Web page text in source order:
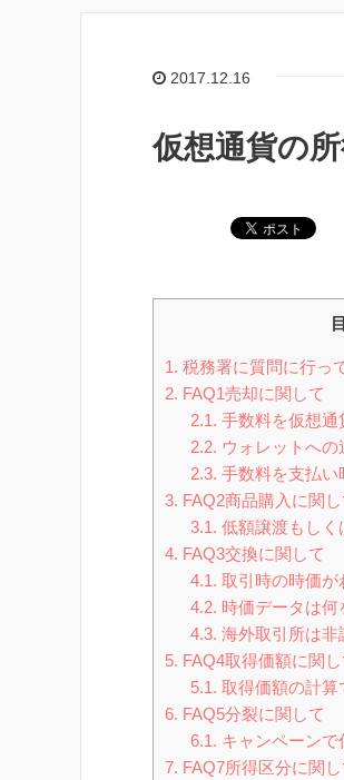
2017.12.16
仮想通貨の
1. 税務署に質問に行っ
2. FAQ1売却に関して
2.1. 手数料を仮想通
2.2. ウォレットへの
2.3. 手数料を支払い
3. FAQ2商品購入に関し
3.1. 低額譲渡もしく
4. FAQ3交換に関して
4.1. 取引時の時価が
4.2. 時価データは何
4.3. 海外取引所は非
5. FAQ4取得価額に関し
5.1. 取得価額の計算
6. FAQ5分裂に関して
6.1. キャンペーンで
7. FAQ7所得区分に関し